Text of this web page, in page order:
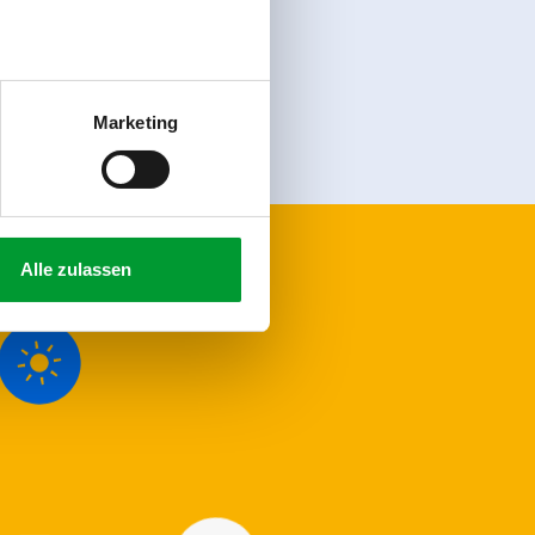
Marketing
Alle zulassen